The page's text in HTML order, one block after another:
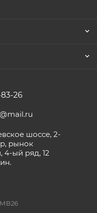
26
шоссе, 2-
рынок
4-ый ряд, 12